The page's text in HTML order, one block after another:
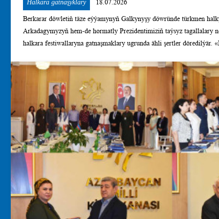
Halkara gatnaşyklary 18.07.2026
Berkarar döwletiň täze eýýamynyň Galkynyşy döwründe türkmen
Arkadagymyzyň hem-de hormatly Prezidentimiziň taýsyz tagallalary
halkara festiwallaryna gatnaşmaklary ugrunda ähli şertler döredilýär. «Häzirki döwürde il içinden zehinli
diýip, Hormatly Prezidentimiz parasatlylyk bilen belläp geçýär. Şu ýylyň 16-17-nji iýulynda Azerbaýjan
Respublikasynda geçirilen Türki dünýäsiniň ýaş şahyrlarynyň II
şahyrlarynyň gatnaşmaklary hem munuň aýdyň subutnamasydyr. Türki medeniýetiň halkara guramasynyň
(TÜRKSOÝ) hem-de Azerbaýjan Respublikasynyň Medeniýet
geçirilen bu halkara festiwaly, türki halklaryň ýaş şahyrlarynyň
festiwalyna Türkmenistanyň, Azerbaýjan, Türkiýe, Gazagystan,
şahyrlary gatnaşdylar. 2026-njy ýylyň 17-nji iýulynda Agdam şäheriniň Mugam merkezinde bu halkara
festiwalynyň açylyş dabarasy boldy. Açylyş dabarasynda TÜRKSOÝ-
Azerbaýjanyň Medeniýet ministriniň orunbasary Ferid Jafarow,
başlygynyň orunbasary Selim Babullaoglu, Türkiýäniň Ankara sosial
Arijan, Türkiýäniň Ýazyjylar birleşiginiň başlygy Muhammet Enes
şahyrlar çykyş etdiler. Şeýle hem, ýaş şahyrlaryň çykyşlaryna-da
şahyrlary dürli temadan ýazan goşgularyny okadylar. Ýurdumyzyň